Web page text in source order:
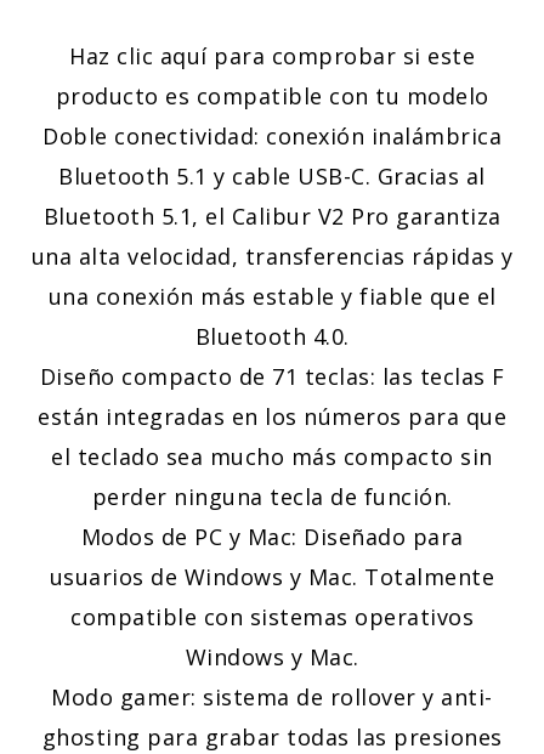
Haz clic aquí para comprobar si este
producto es compatible con tu modelo
Doble conectividad: conexión inalámbrica
Bluetooth 5.1 y cable USB-C. Gracias al
Bluetooth 5.1, el Calibur V2 Pro garantiza
una alta velocidad, transferencias rápidas y
una conexión más estable y fiable que el
Bluetooth 4.0.
Diseño compacto de 71 teclas: las teclas F
están integradas en los números para que
el teclado sea mucho más compacto sin
perder ninguna tecla de función.
Modos de PC y Mac: Diseñado para
usuarios de Windows y Mac. Totalmente
compatible con sistemas operativos
Windows y Mac.
Modo gamer: sistema de rollover y anti-
ghosting para grabar todas las presiones